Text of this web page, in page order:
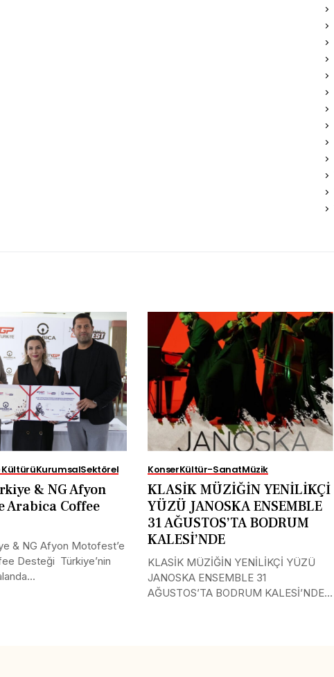
KurumsalSektörel
& NG Afyon
Arabica Coffee
& NG Afyon Motofest’e
Desteği Türkiye’nin
KonserKültür-SanatMüzik
KLASİK MÜZİĞİN YENİLİKÇİ
YÜZÜ JANOSKA ENSEMBLE
31 AĞUSTOS’TA BODRUM
KALESİ’NDE
KLASİK MÜZİĞİN YENİLİKÇİ YÜZÜ
JANOSKA ENSEMBLE 31
AĞUSTOS’TA BODRUM KALESİ’NDE